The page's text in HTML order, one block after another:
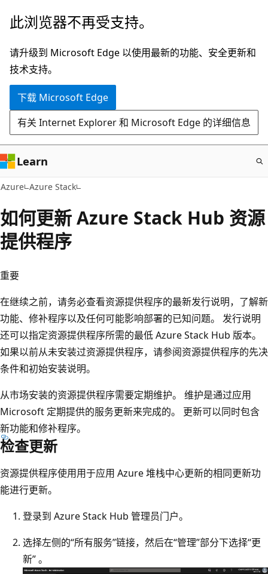
跳
主
要
内
此浏览器不再受支持。
请升级到 Microsoft Edge 以使用最新的功能、安全更新和
技术支持。
下载 Microsoft Edge
有关 Internet Explorer 和 Microsoft Edge 的详细信息
Learn
Azure Azure Stack
如何更新 Azure Stack Hub 资源
提供程序
重要
在继续之前，请务必查看资源提供程序的最新发行说明，了解新
功能、修补程序以及任何可能影响部署的已知问题。 发行说明
还可以指定资源提供程序所需的最低 Azure Stack Hub 版本。
如果以前从未安装过资源提供程序，请参阅资源提供程序的先决
条件和初始安装说明。
从市场安装的资源提供程序需要定期维护。 维护是通过应用
Microsoft 定期提供的服务更新来完成的。 更新可以同时包含
新功能和修补程序。
检查更新
资源提供程序使用用于应用 Azure 堆栈中心更新的相同更新功
能进行更新。
登录到 Azure Stack Hub 管理员门户。
选择左侧的“所有服务”链接，然后在“管理”部分下选择“更
新” 。